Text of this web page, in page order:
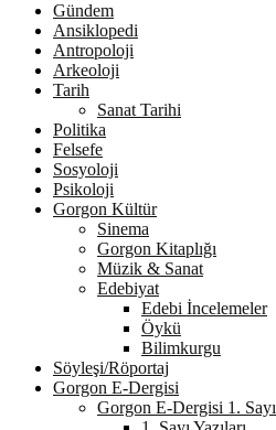
Gündem
Ansiklopedi
Antropoloji
Arkeoloji
Tarih
Sanat Tarihi
Politika
Felsefe
Sosyoloji
Psikoloji
Gorgon Kültür
Sinema
Gorgon Kitaplığı
Müzik & Sanat
Edebiyat
Edebi İncelemeler
Öykü
Bilimkurgu
Söyleşi/Röportaj
Gorgon E-Dergisi
Gorgon E-Dergisi 1. Sayı